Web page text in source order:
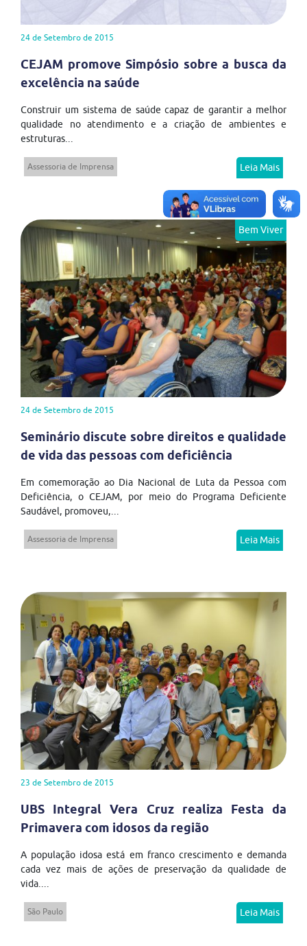
24 de Setembro de 2015
CEJAM promove Simpósio sobre a busca da
excelência na saúde
Construir um sistema de saúde capaz de garantir a melhor
qualidade no atendimento e a criação de ambientes e
estruturas...
Assessoria de Imprensa Leia Mais
Bem Viver
24 de Setembro de 2015
Seminário discute sobre direitos e qualidade
de vida das pessoas com deficiência
Em comemoração ao Dia Nacional de Luta da Pessoa com
Deficiência, o CEJAM, por meio do Programa Deficiente
Saudável, promoveu,...
Assessoria de Imprensa Leia Mais
23 de Setembro de 2015
UBS Integral Vera Cruz realiza Festa da
Primavera com idosos da região
A população idosa está em franco crescimento e demanda
cada vez mais de ações de preservação da qualidade de
vida....
São Paulo Leia Mais